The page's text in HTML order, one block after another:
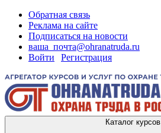
Обратная связь
Реклама на сайте
Подписаться на новости
ваша_почта@ohranatruda.ru
Войти
Регистрация
Каталог курсов